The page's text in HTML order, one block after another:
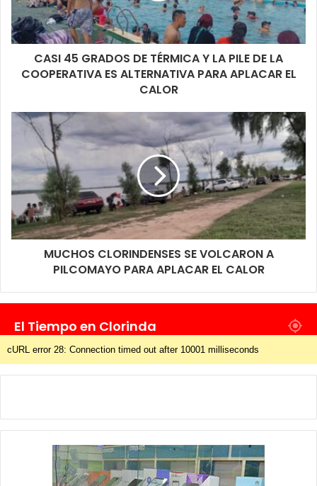
CASI 45 GRADOS DE TÉRMICA Y LA PILE DE LA
COOPERATIVA ES ALTERNATIVA PARA APLACAR EL
CALOR
MUCHOS CLORINDENSES SE VOLCARON A
PILCOMAYO PARA APLACAR EL CALOR
El Tiempo en Clorinda
cURL error 28: Connection timed out after 10001 milliseconds